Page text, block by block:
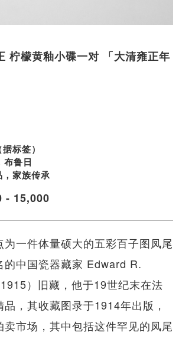
柠檬黄釉小碟一对 「大清雍正年
标签）
鲁日
，家族传承
- 15,000
一件体量硕大的五彩百子图凤尾
的中国瓷器藏家 Edward R.
）旧藏，他于19世纪末在法
，其收藏图录于1914年出版，
市场，其中包括这件罕见的凤尾